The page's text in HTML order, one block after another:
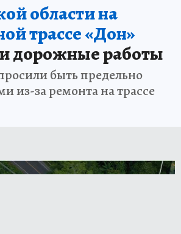
области на
трассе «Дон»
дорожные работы
быть предельно
из-за ремонта на трассе